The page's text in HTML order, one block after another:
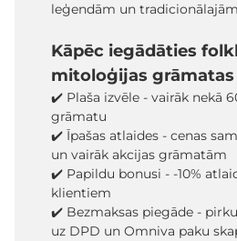
leģendām un
Kāpēc iegādāties
mitoloģijas
✔️ Plaša izvēle - vairāk nekā
grāmatu
✔️ Īpašas atlaides - cenas
un vairāk akcijas grāmatām
✔️ Papildu bonusi - -10%
klientiem
✔️ Bezmaksas piegāde -
uz DPD un Omniva paku